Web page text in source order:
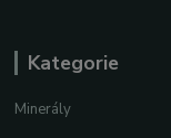
Kategorie
Minerály